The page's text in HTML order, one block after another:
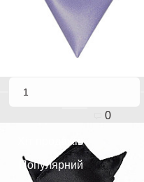
0
Хіт продажів
Популярний